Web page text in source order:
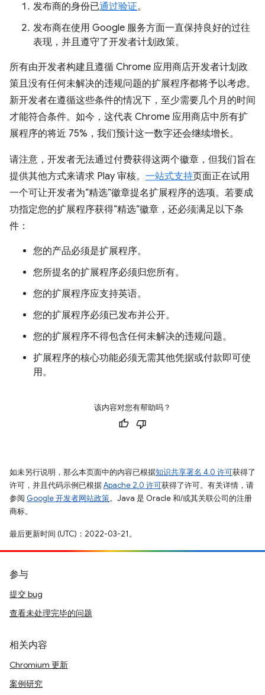
发布商的身份已通过验证。
发布商在使用 Google 服务方面一直保持良好的过往
表现，并且遵守了开发者计划政策。
所有由开发者构建且遵循 Chrome 应用商店开发者计划政
策且没有任何未解决的违规问题的扩展程序都将予以考虑。
新开发者在遵循这些条件的情况下，至少需要几个月的时间
才能符合条件。如今，这代表 Chrome 应用商店中所有扩
展程序的将近 75%，我们预计这一数字还会继续增长。
请注意，开发者无法通过付费获得这两个徽章，但我们旨在
提供其他方式来请求 Play 审核。 一站式支持页面正在试用
一个可让开发者为“精选”徽章提名扩展程序的选项。若要成
功指定您的扩展程序获得“精选”徽章，还必须满足以下条
件：
您的产品必须是扩展程序。
您所提名的扩展程序必须归您所有。
您的扩展程序应支持英语。
您的扩展程序必须已发布并公开。
您的扩展程序不得包含任何未解决的违规问题。
扩展程序的核心功能必须无需其他凭据或付款即可使
用。
该内容对您有帮助吗？
如未另行说明，那么本页面中的内容已根据知识共享署名 4.0 许可获得了
许可，并且代码示例已根据Apache 2.0 许可获得了许可。有关详情，请
参阅 Google 开发者网站政策。Java 是 Oracle 和/或其关联公司的注册
商标。
最后更新时间 (UTC)：2022-03-21。
参与
提交 bug
查看未处理完毕的问题
相关内容
Chromium 更新
案例研究